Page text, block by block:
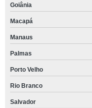
Goiânia
Macapá
Manaus
Palmas
Porto Velho
Rio Branco
Salvador